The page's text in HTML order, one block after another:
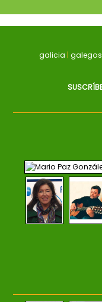
galicia | galegos